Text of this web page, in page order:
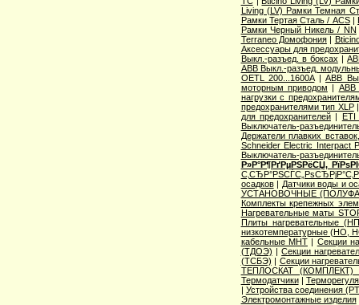
Living (LV) Рамки Темная
Рамки Тертая Сталь / ACS|
Рамки Черный Никель / NN
Terraneo Домофония|
Аксессуары для
Выкл.-разъед. в боксах |
ABB Выкл.-разъед.
OETL 200...1600A| ABB
моторным приводом | ABB
нагрузки с
предохранителями тип XLP
для предохранителей| ETI
Выключатель-
Держатели плавких
Schneider Electric Interpact
Выключатель-
Р»Р°Р¶РґРµРЅРёСЏ,
осадков| Датчики воды и
УСТАНОВОЧНЫЕ
Комплекты крепежных
Нагревательные маты
Плиты нагревательные
низкотемпературные
кабельные МНТ| Секции
(ТДОЭ) |Секции
(ТСБЭ) | Секции
ТЕПЛОСКАТ (КОМПЛЕКТ)
Термодатчики|
| Устройства соединения
Электромонтажные изделия